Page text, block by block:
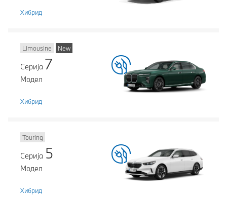
Хибрид
Limousine New
Серија 7
Модел
Хибрид
Touring
Серија 5
Модел
Хибрид